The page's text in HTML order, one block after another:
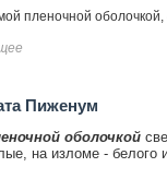
пленочной оболочкой,
Пиженум
оболочкой
на изломе - белого